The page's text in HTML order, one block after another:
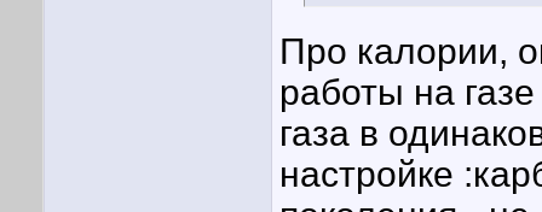
Про калории,
работы на
газа в
настройке